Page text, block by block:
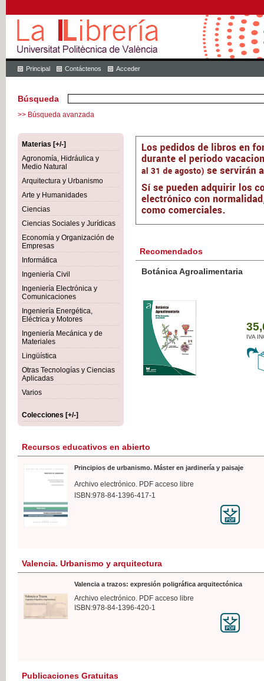
Principal Contáctenos Acceder
Búsqueda
>> Búsqueda avanzada
Materias [+/-]
Agronomía, Hidráulica y
Medio Natural
Arquitectura y Urbanismo
Arte y Humanidades
Ciencias
Ciencias Sociales y Jurídicas
Economía y Organización de
Empresas
Informática
Ingeniería Civil
Ingeniería Electrónica y
Comunicaciones
Ingeniería Energética,
Eléctrica y Motores
Ingeniería Mecánica y de
Materiales
Lingüística
Otras Tecnologías y Ciencias
Aplicadas
Varios
Colecciones [+/-]
Recomendados
Botánica Agroalimentaria
IVA
Recursos educativos en abierto
Principios de urbanismo. Máster en jardinería y paisaje
Archivo electrónico. PDF acceso libre
ISBN:978-84-1396-417-1
Valencia. Urbanismo y arquitectura
Valencia a trazos: expresión poligráfica arquitectónica
Archivo electrónico. PDF acceso libre
ISBN:978-84-1396-420-1
Publicaciones Gratuitas